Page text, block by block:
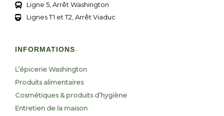
Ligne 5, Arrêt Washington
Lignes T1 et T2, Arrêt Viaduc
INFORMATIONS
L’épicerie Washington
Produits alimentaires
Cosmétiques & produits d’hygiène
Entretien de la maison